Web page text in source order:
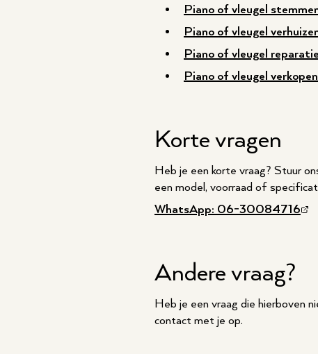
Piano of vleugel
Piano of vleugel
Piano of vleugel reparatie
Piano of vleugel verkopen
Korte vragen
Heb je een korte vraag? Stuur
een model, voorraad of
WhatsApp: 06-30084716
Andere vraag?
Heb je een vraag die hierboven
contact met je op.